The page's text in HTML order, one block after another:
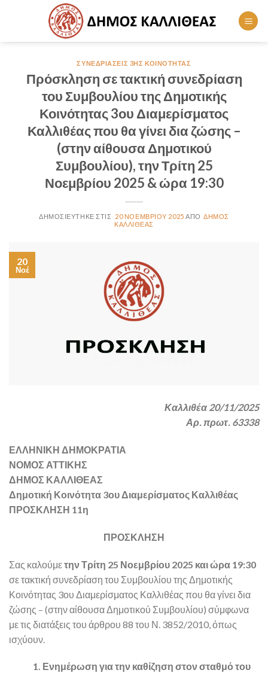
ΣΥΝΕΔΡΙΆΣΕΙΣ 3ΗΣ ΚΟΙΝΌΤΗΤΑΣ
Πρόσκληση σε τακτική συνεδρίαση
του Συμβουλίου της Δημοτικής
Κοινότητας 3ου Διαμερίσματος
Καλλιθέας που θα γίνει δια ζώσης –
(στην αίθουσα Δημοτικού
Συμβουλίου), την Τρίτη 25
Νοεμβρίου 2025 & ώρα 19:30
20 ΝΟΕΜΒΡΊΟΥ 2025
ΔΉΜΟΣ
ΚΑΛΛΙΘΈΑΣ
20
Νοέ
Καλλιθέα 20/11/2025
Αρ. πρωτ. 63338
ΕΛΛΗΝΙΚΗ ΔΗΜΟΚΡΑΤΙΑ
ΝΟΜΟΣ ΑΤΤΙΚΗΣ
ΔΗΜΟΣ ΚΑΛΛΙΘΕΑΣ
Δημοτική Κοινότητα 3ου Διαμερίσματος Καλλιθέας
ΠΡΟΣΚΛΗΣΗ 11η
ΠΡΟΣΚΛΗΣΗ
Σας καλούμετην Τρίτη 25 Νοεμβρίου 2025 και ώρα 19:30
σε τακτική συνεδρίαση του Συμβουλίου της Δημοτικής
Κοινότητας 3ου Διαμερίσματος Καλλιθέας που θα γίνει δια
ζώσης – (στην αίθουσα Δημοτικού Συμβουλίου) σύμφωνα
με τις διατάξεις του άρθρου 88 του Ν. 3852/2010, όπως
ισχύουν.
1. Ενημέρωση για την καθίζηση στον σταθμό του